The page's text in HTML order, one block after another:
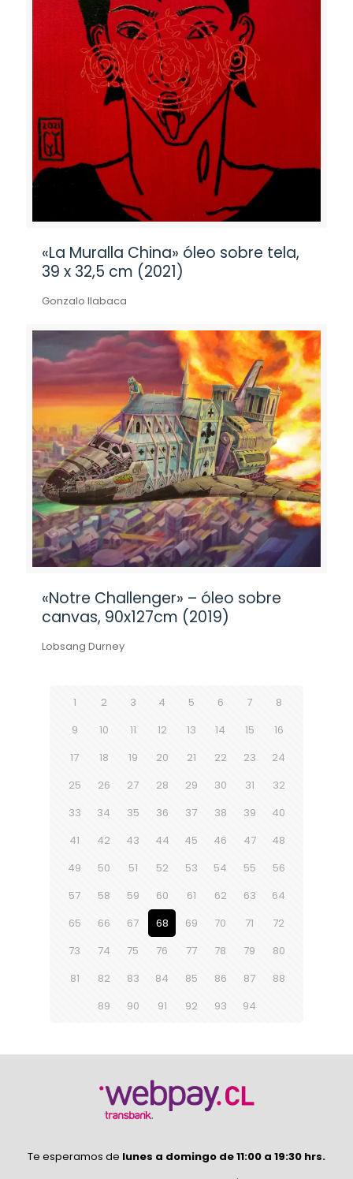
«La Muralla China» óleo sobre tela,
39 x 32,5 cm (2021)
Gonzalo Ilabaca
«Notre Challenger» – óleo sobre
canvas, 90x127cm (2019)
Lobsang Durney
1 2 3 4 5 6 7
8
9
10 11 12 13 14 15
16
17
18 19 20 21 22 23
24
25
26 27 28 29 30 31
32
33
34 35 36 37 38 39
40
41
42 43 44 45 46 47
48
49
50 51 52 53 54 55
56
57
58 59 60 61 62 63
64
65
66 67 68 69 70 71
72
73
74 75 76 77 78 79
80
81
82 83 84 85 86 87
88
89
90 91 92 93 94
Te esperamos de lunes a domingo de 11:00 a 19:30 hrs.